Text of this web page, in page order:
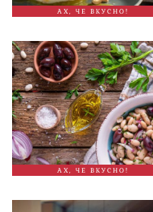
АХ, ЧЕ ВКУСНО!
АХ, ЧЕ ВКУСНО!